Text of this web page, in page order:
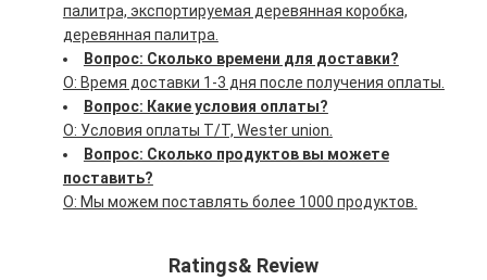
палитра, экспортируемая деревянная коробка,
деревянная палитра.
Вопрос: Сколько времени для доставки?
О: Время доставки 1-3 дня после получения оплаты.
Вопрос: Какие условия оплаты?
О: Условия оплаты T/T, Wester union.
Вопрос: Сколько продуктов вы можете
поставить?
О: Мы можем поставлять более 1000 продуктов.
Ratings& Review